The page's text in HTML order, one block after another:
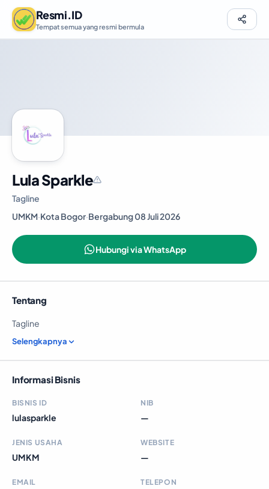
Resmi.ID
Tempat semua yang resmi bermula
Lula Sparkle
Tagline
UMKM·Kota Bogor·Bergabung 08 Juli 2026
Hubungi via WhatsApp
Tentang
Tagline
Selengkapnya
Informasi Bisnis
BISNIS ID
lulasparkle
NIB
—
JENIS USAHA
UMKM
WEBSITE
—
EMAIL TELEPON